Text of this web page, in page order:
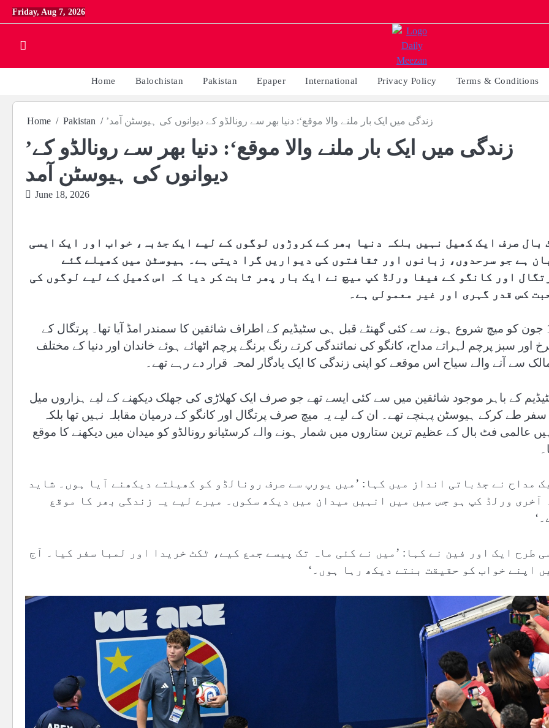
Skip
to
Friday, Aug 7, 2026
Home Balochistan Pakistan Epaper International Privacy Policy Terms & Conditions
Home Pakistan ’زندگی میں ایک بار ملنے والا موقع‘: دنیا بھر سے رونالڈو کے دیوانوں کی ہیوسٹن آمد
’زندگی میں ایک بار ملنے والا موقع‘: دنیا بھر سے رونالڈو کے
دیوانوں کی ہیوسٹن آمد
June 18, 2026
بال صرف ایک کھیل نہیں بلکہ دنیا بھر کے کروڑوں لوگوں کے لیے ایک جذبہ، خواب اور ایک ایسی
ہے جو سرحدوں، زبانوں اور ثقافتوں کی دیواریں گرا دیتی ہے۔ ہیوسٹن میں کھیلے گئے
اور کانگو کے فیفا ورلڈ کپ میچ نے ایک بار پھر ثابت کر دیا کہ اس کھیل کے لیے لوگوں کی
کس قدر گہری اور غیر معمولی ہے۔
17 جون کو میچ شروع ہونے سے کئی گھنٹے قبل ہی سٹیڈیم کے اطراف شائقین کا سمندر امڈ آیا تھا۔ پرتگال کے
اور سبز پرچم لہراتے مداح، کانگو کی نمائندگی کرتے رنگ برنگے پرچم اٹھائے ہوئے خاندان اور دنیا کے مختلف
سے آنے والے سیاح اس موقعے کو اپنی زندگی کا ایک یادگار لمحہ قرار دے رہے تھے۔
کے باہر موجود شائقین میں سے کئی ایسے تھے جو صرف ایک کھلاڑی کی جھلک دیکھنے کے لیے ہزاروں میل
سفر طے کرکے ہیوسٹن پہنچے تھے۔ ان کے لیے یہ میچ صرف پرتگال اور کانگو کے درمیان مقابلہ نہیں تھا بلکہ
عالمی فٹ بال کے عظیم ترین ستاروں میں شمار ہونے والے کرسٹیانو رونالڈو کو میدان میں دیکھنے کا موقع
مداح نے جذباتی انداز میں کہا: ’میں یورپ سے صرف رونالڈو کو کھیلتے دیکھنے آیا ہوں۔ شاید
آخری ورلڈ کپ ہو جس میں میں انہیں میدان میں دیکھ سکوں۔ میرے لیے یہ زندگی بھر کا موقع
طرح ایک اور فین نے کہا: ’میں نے کئی ماہ تک پیسے جمع کیے، ٹکٹ خریدا اور لمبا سفر کیا۔ آج
اپنے خواب کو حقیقت بنتے دیکھ رہا ہوں۔‘